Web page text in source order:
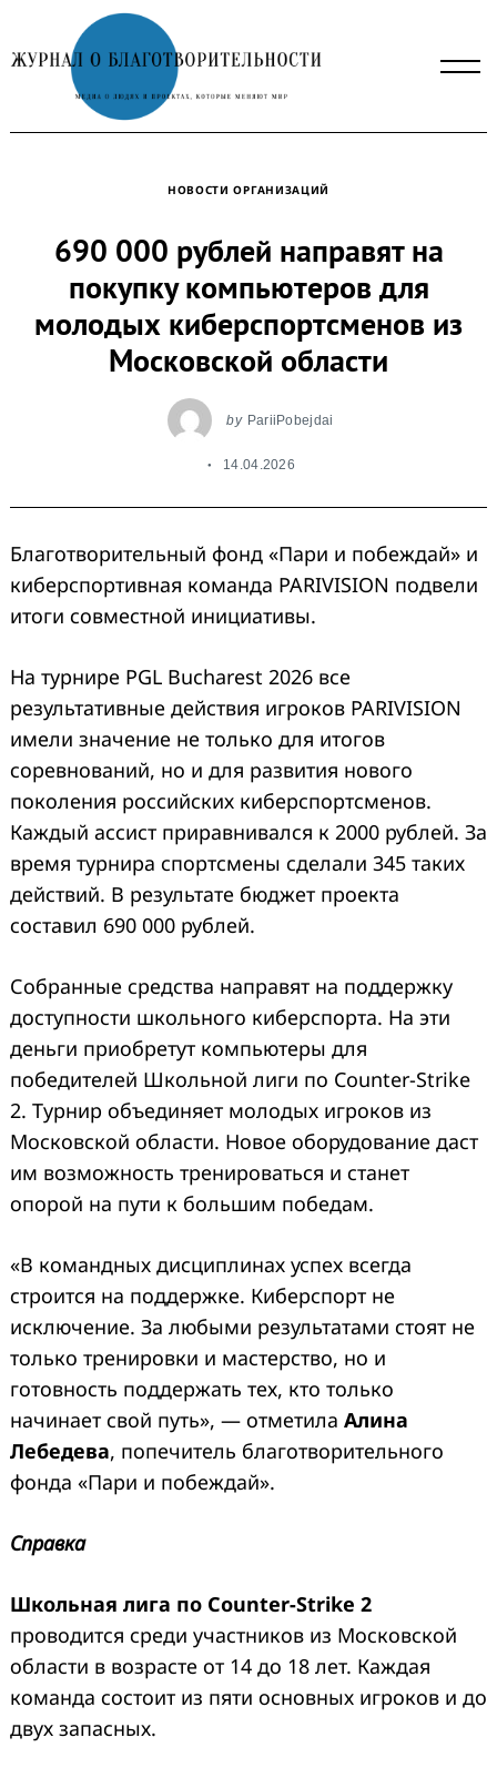
to
content
НОВОСТИ ОРГАНИЗАЦИЙ
690 000 рублей направят на
покупку компьютеров для
молодых киберспортсменов из
Московской области
by PariiPobejdai
14.04.2026
Благотворительный фонд «Пари и побеждай» и
киберспортивная команда PARIVISION подвели
итоги совместной инициативы.
На турнире PGL Bucharest 2026 все
результативные действия игроков PARIVISION
имели значение не только для итогов
соревнований, но и для развития нового
поколения российских киберспортсменов.
Каждый ассист приравнивался к 2000 рублей. За
время турнира спортсмены сделали 345 таких
действий. В результате бюджет проекта
составил 690 000 рублей.
Собранные средства направят на поддержку
доступности школьного киберспорта. На эти
деньги приобретут компьютеры для
победителей Школьной лиги по Counter-Strike
2. Турнир объединяет молодых игроков из
Московской области. Новое оборудование даст
им возможность тренироваться и станет
опорой на пути к большим победам.
«В командных дисциплинах успех всегда
строится на поддержке. Киберспорт не
исключение. За любыми результатами стоят не
только тренировки и мастерство, но и
готовность поддержать тех, кто только
начинает свой путь», — отметила Алина
Лебедева, попечитель благотворительного
фонда «Пари и побеждай».
Справка
Школьная лига по Counter-Strike 2
проводится среди участников из Московской
области в возрасте от 14 до 18 лет. Каждая
команда состоит из пяти основных игроков и до
двух запасных.